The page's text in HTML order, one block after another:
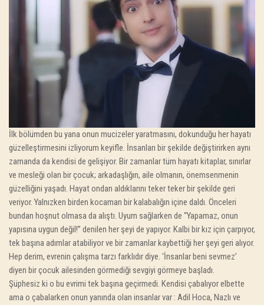
İlk bölümden bu yana onun mucizeler yaratmasını, dokunduğu her hayatı
güzelleştirmesini izliyorum keyifle. İnsanları bir şekilde değiştirirken aynı
zamanda da kendisi de gelişiyor. Bir zamanlar tüm hayatı kitaplar, sınırlar
ve mesleği olan bir çocuk; arkadaşlığın, aile olmanın, önemsenmenin
güzelliğini yaşadı. Hayat ondan aldıklarını teker teker bir şekilde geri
veriyor. Yalnızken birden kocaman bir kalabalığın içine daldı. Önceleri
bundan hoşnut olmasa da alıştı. Uyum sağlarken de “Yapamaz, onun
yapısına uygun değil!” denilen her şeyi de yapıyor. Kalbi bir kız için çarpıyor,
tek başına adımlar atabiliyor ve bir zamanlar kaybettiği her şeyi geri alıyor.
Hep derim, evrenin çalışma tarzı farklıdır diye. ‘İnsanlar beni sevmez’
diyen bir çocuk ailesinden görmediği sevgiyi görmeye başladı.
Şüphesiz ki o bu evrimi tek başına geçirmedi. Kendisi çabalıyor elbette
ama o çabalarken onun yanında olan insanlar var : Adil Hoca, Nazlı ve